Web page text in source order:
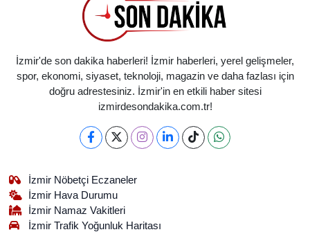
İzmir'de son dakika haberleri! İzmir haberleri, yerel gelişmeler,
spor, ekonomi, siyaset, teknoloji, magazin ve daha fazlası için
doğru adrestesiniz. İzmir'in en etkili haber sitesi
izmirdesondakika.com.tr!
İzmir Nöbetçi Eczaneler
İzmir Hava Durumu
İzmir Namaz Vakitleri
İzmir Trafik Yoğunluk Haritası